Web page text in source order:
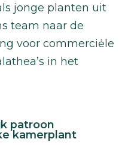
jonge planten uit
team naar de
voor commerciėle
in het
patroon
kamerplant